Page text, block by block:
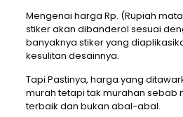
Mengenai harga Rp. (Rupiah
stiker akan dibanderol sesuai
banyaknya stiker yang
kesulitan desainnya.
Tapi Pastinya, harga yang
murah tetapi tak murahan sebab
terbaik dan bukan abal-abal.